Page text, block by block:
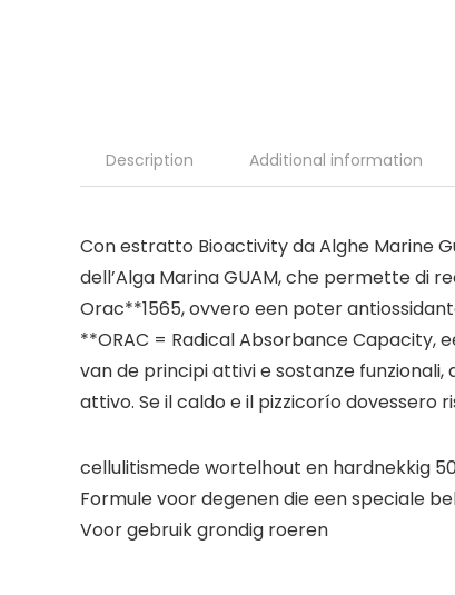
Description Additional information
Con estratto Bioactivity da Alghe Marine
dell’Alga Marina GUAM, che permette di
Orac**1565, ovvero een poter
**ORAC = Radical Absorbance Capacity,
van de principi attivi e sostanze
attivo. Se il caldo e il pizzicorío dovessero
cellulitismede wortelhout en hardnekkig
Formule voor degenen die een speciale
Voor gebruik grondig roeren